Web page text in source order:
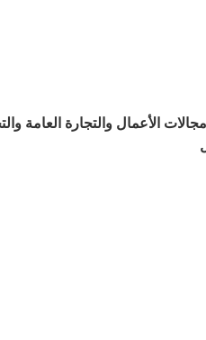
الأعمال والتجارة العامة